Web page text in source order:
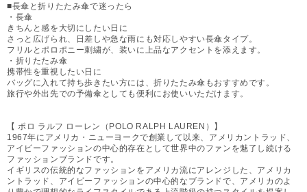
■長傘と折りたたみ傘で迷ったら
・長傘
きちんと感を大切にしたい日に
さっと広げられ、日差しや急な雨にも対応しやすい長傘タイプ。
フリルとポロポニー刺繍が、装いに上品なアクセントを添えます。
・折りたたみ傘
携帯性を重視したい日に
バッグに入れて持ち歩きたい方には、折りたたみ傘もおすすめです。
旅行や外出先での予備傘としても便利にお使いいただけます。
【 ポロ ラルフ ローレン（POLO RALPH LAUREN）】
1967年にアメリカ・ニューヨークで創業して以来、アメリカントラッド、
アイビーファッションの中心的存在として世界中のファンを魅了し続ける
ファッションブランドです。
イギリスの伝統的なファッションをアメリカ流にアレンジした、アメリカ
ントラッド、アイビーファッションの中心的なブランドで、アメリカのよ